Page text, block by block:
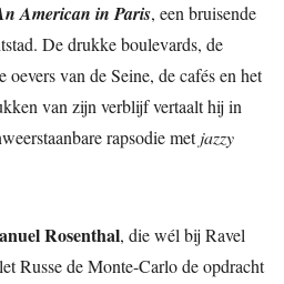
American in Paris, een bruisende
De drukke boulevards, de
oevers van de Seine, de cafés en het
van zijn verblijf vertaalt hij in
rapsodie metjazzy
Rosenthal, die wél bij Ravel
Russe de Monte-Carlo de opdracht